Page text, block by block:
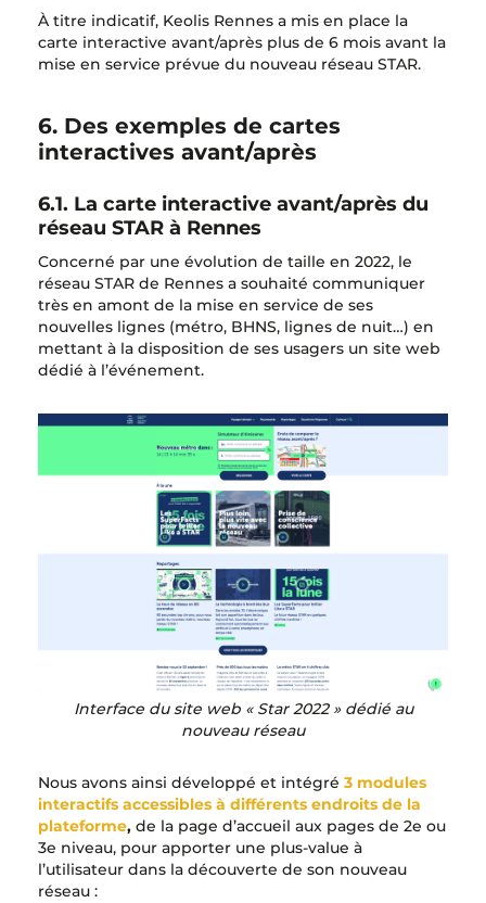
À titre indicatif, Keolis Rennes a mis en place la
carte interactive avant/après plus de 6 mois avant la
mise en service prévue du nouveau réseau STAR.
6. Des exemples de cartes
interactives avant/après
6.1. La carte interactive avant/après du
réseau STAR à Rennes
Concerné par une évolution de taille en 2022, le
réseau STAR de Rennes a souhaité communiquer
très en amont de la mise en service de ses
nouvelles lignes (métro, BHNS, lignes de nuit…) en
mettant à la disposition de ses usagers un site web
dédié à l’événement.
Interface du site web « Star 2022 » dédié au
nouveau réseau
Nous avons ainsi développé et intégré 3 modules
interactifs accessibles à différents endroits de la
plateforme, de la page d’accueil aux pages de 2e ou
3e niveau, pour apporter une plus-value à
l’utilisateur dans la découverte de son nouveau
réseau :